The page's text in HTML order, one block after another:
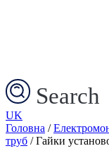
Search
UK
Головна /
труб / Гайки